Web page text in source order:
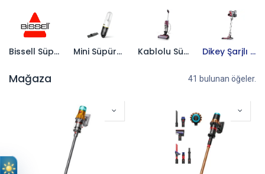
Bissell Süpürgeler Mini Süpürgeler Kablolu Süpürgeler Dikey Şarjlı Süpürgeler
Mağaza 41 bulunan öğeler.